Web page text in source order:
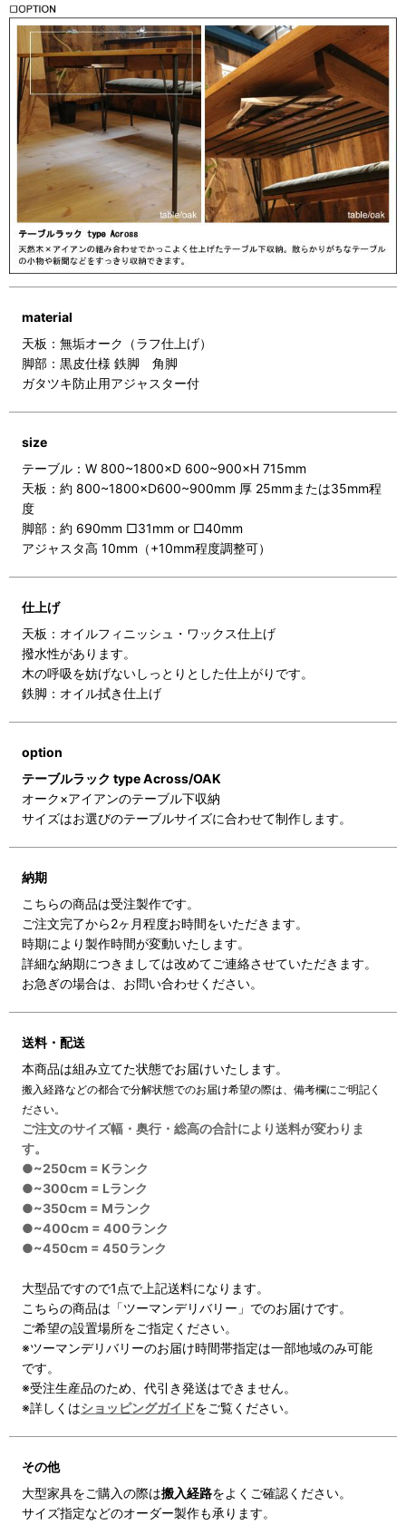
material
天板：無垢オーク（ラフ仕上げ）
脚部：黒皮仕様 鉄脚 角脚
ガタツキ防止用アジャスター付
size
テーブル：W 800~1800×D 600~900×H 715mm
天板：約 800~1800×D600~900mm 厚 25mmまたは35mm程
度
脚部：約 690mm □31mm or □40mm
アジャスタ高 10mm（+10mm程度調整可）
仕上げ
天板：オイルフィニッシュ・ワックス仕上げ
撥水性があります。
木の呼吸を妨げないしっとりとした仕上がりです。
鉄脚：オイル拭き仕上げ
option
テーブルラック type Across/OAK
オーク×アイアンのテーブル下収納
サイズはお選びのテーブルサイズに合わせて制作します。
納期
こちらの商品は受注製作です。
ご注文完了から2ヶ月程度お時間をいただきます。
時期により製作時間が変動いたします。
詳細な納期につきましては改めてご連絡させていただきます。
お急ぎの場合は、お問い合わせください。
送料・配送
本商品は組み立てた状態でお届けいたします。
搬入経路などの都合で分解状態でのお届け希望の際は、備考欄にご明記く
ださい。
ご注文のサイズ幅・奥行・総高の合計により送料が変わりま
す。
●~250cm = Kランク
●~300cm = Lランク
●~350cm = Mランク
●~400cm = 400ランク
●~450cm = 450ランク
大型品ですので1点で上記送料になります。
こちらの商品は「ツーマンデリバリー」でのお届けです。
ご希望の設置場所をご指定ください。
※ツーマンデリバリーのお届け時間帯指定は一部地域のみ可能
です。
※受注生産品のため、代引き発送はできません。
※詳しくはショッピングガイドをご覧ください。
その他
大型家具をご購入の際は搬入経路をよくご確認ください。
サイズ指定などのオーダー製作も承ります。